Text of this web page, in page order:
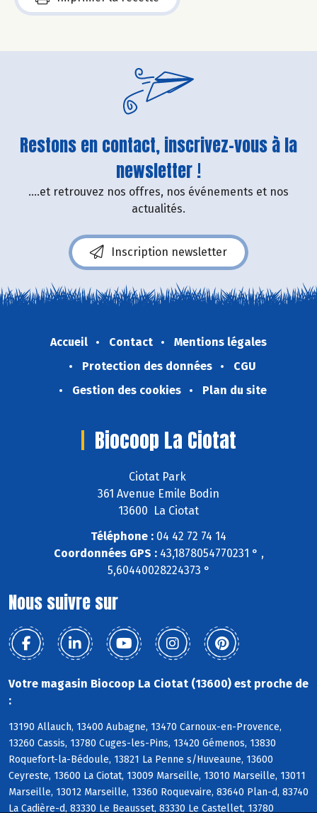
Restons en contact, inscrivez-vous à la
newsletter !
....et retrouvez nos offres, nos événements et nos
actualités.
Inscription newsletter
Accueil Contact
Mentions légales
Protection des données
CGU
Gestion des cookies
Plan du site
Biocoop La Ciotat
Ciotat Park
361 Avenue Emile Bodin
13600 La Ciotat
Téléphone : 04 42 72 74 14
Coordonnées GPS :43,1878054770231 ° ,
5,60440028224373 °
Nous suivre sur
Votre magasin Biocoop La Ciotat (13600) est proche de
:
13190 Allauch, 13400 Aubagne, 13470 Carnoux-en-Provence,
13260 Cassis, 13780 Cuges-les-Pins, 13420 Gémenos, 13830
Roquefort-la-Bédoule, 13821 La Penne s/Huveaune, 13600
Ceyreste, 13600 La Ciotat, 13009 Marseille, 13010 Marseille, 13011
Marseille, 13012 Marseille, 13360 Roquevaire, 83640 Plan-d, 83740
La Cadière-d, 83330 Le Beausset, 83330 Le Castellet, 13780